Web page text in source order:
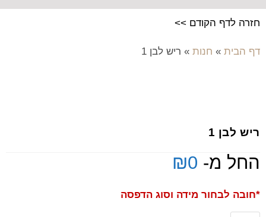
חזרה לדף הקודם >>
דף הבית » חנות » ריש לבן 1
ריש לבן 1
החל מ- ₪0
*חובה לבחור מידה וסוג הדפסה